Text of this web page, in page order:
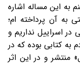
به این مساله اشاره
به آن پرداخته ام؛
اسراییل نداریم و
به کتابی بوده که در
منتشر و در این اثر